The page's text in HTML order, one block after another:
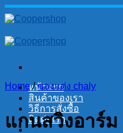
Skip
to
หน้าแรก
สินค้าของเรา
วิธีการสั่งซื้อ
ติดต่อเรา
Home / ของแต่ง chaly
แกนสวิงอาร์